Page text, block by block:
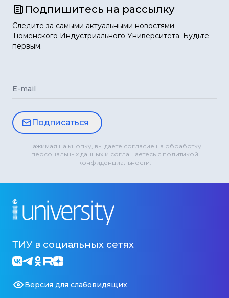
Подпишитесь на рассылку
Следите за самыми актуальными новостями
Тюменского Индустриального Университета. Будьте
первым.
E-mail
Подписаться
Нажимая на кнопку, вы даете согласие на обработку
персональных данных и соглашаетесь с политикой
конфиденциальности.
ТИУ в социальных сетях
Версия для слабовидящих